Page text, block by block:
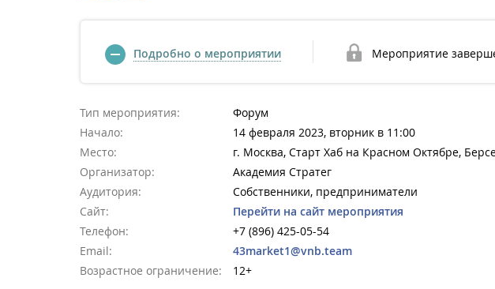
Подробно о мероприятии Мероприятие
Тип мероприятия:
Форум
Начало:
14 февраля 2023, вторник в 11:00
Место:
г. Москва, Старт Хаб на Красном Октябре,
Организатор:
Академия Стратег
Аудитория:
Собственники, предприниматели
Сайт:
Перейти на сайт мероприятия
Телефон:
+7 (896) 425-05-54
Email:
43market1@vnb.team
Возрастное ограничение:
12+